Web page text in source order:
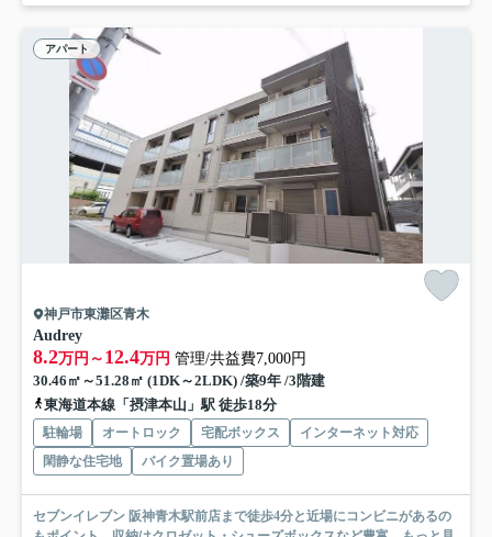
アパート
神戸市東灘区青木
Audrey
8.2万円～ 12.4万円 管理/共益費7,000円
30.46㎡～51.28㎡ (1DK～2LDK) /築9年 /3階建
東海道本線「摂津本山」駅 徒歩18分
駐輪場 オートロック 宅配ボックス
インターネット対応
閑静な住宅地
バイク置場あり
セブンイレブン 阪神青木駅前店まで徒歩4分と近場にコンビニがあるの